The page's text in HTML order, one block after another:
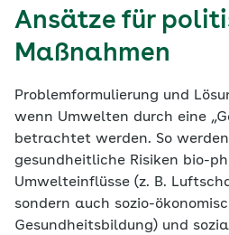
Ansätze für
Maßnahmen
Problemformulierung und
wenn Umwelten durch eine
betrachtet werden. So
gesundheitliche Risiken bio-
Umwelteinflüsse (z. B.
sondern auch sozio-
Gesundheitsbildung) und